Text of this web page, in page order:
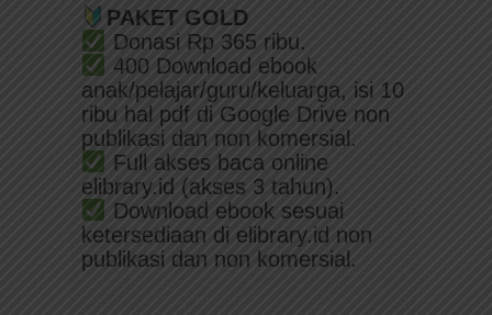
PAKET GOLD
Donasi Rp 365 ribu.
400 Download ebook
anak/pelajar/guru/keluarga, isi 10
ribu hal pdf di Google Drive non
publikasi dan non komersial.
Full akses baca online
elibrary.id (akses 3 tahun).
Download ebook sesuai
ketersediaan di elibrary.id non
publikasi dan non komersial.